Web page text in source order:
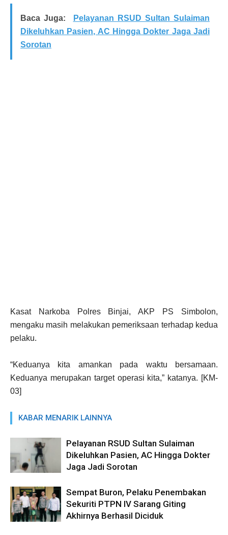
Baca Juga:
Pelayanan RSUD Sultan Sulaiman
Dikeluhkan Pasien, AC Hingga Dokter Jaga Jadi
Sorotan
Kasat Narkoba Polres Binjai, AKP PS Simbolon,
mengaku masih melakukan pemeriksaan terhadap kedua
pelaku.
“Keduanya kita amankan pada waktu bersamaan.
Keduanya merupakan target operasi kita,” katanya. [KM-
03]
KABAR MENARIK LAINNYA
Pelayanan RSUD Sultan Sulaiman
Dikeluhkan Pasien, AC Hingga Dokter
Jaga Jadi Sorotan
Sempat Buron, Pelaku Penembakan
Sekuriti PTPN IV Sarang Giting
Akhirnya Berhasil Diciduk